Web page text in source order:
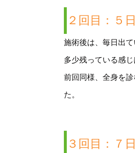
２回目：５
施術後は、毎日出て
多少残っている感
前回同様、全身を
た。
３回目：７